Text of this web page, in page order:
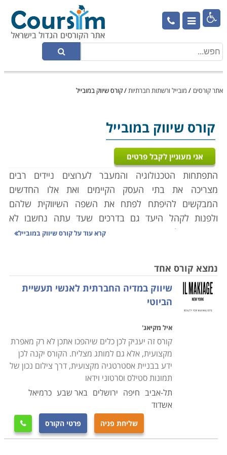

אתר קורסים / מובייל ורשתות חברתיות/קורס שיווק במובייל
קורס שיווק במובייל
אני מעוניין לקבל פרטים
התפתחות הטכנולוגיה והמעבר לערוצים ניידים רבים
מצריכה את בתי העסק הקיימים ואת אלו החדשים
המבקשים להיפתח לפתח את השפה השיווקית שלהם
ולפנות לקהל היעד גם בדרכים שעד עתה נחשבו לא
קונבנציונאליות. כפי שהוכיחה מערכת הבחירות האחרונה,
מאשר בשלטי חוצות ובעלונים בתיבות הדואר.
אלא גם (ובעיקר) מאנשי המקצוע המובילים, להגדיל את
ארגז הכלים המקצועי שלהם ולא לדרוך במקום עם
אסטרטגיות שכבר אינן מתאימות לעידן העכשווי. שיווק כיום
דורש הבנה של הפלטפורמות הרבות האפשריות העומדות
לרשות העסק ובניית תכנית בהתאם, תוך הבנה שהמובייל
והעולם האינטרנטי הפך להיות מרכזי ביותר ודורש תשומת
לב מוגברת. השאלות שנשאלים משווקים היום הן איך ליצור
קמפיין בהודעות טקסט, איך לגרות את קהל היעד להגיב,
קרא עוד עלקורס שיווק במובייל
נמצא קורס אחד
שיווק במדיה החברתית לאנשי תעשיית
הביוטי
איל מקיאג'
קורס זה יעניק לכן כלים שיהפכו אתכן לא רק מאפרת
מקצועית, אלא גם למותג מצליח. הקורס יקנה לכן
ידע בבניית אסטרטגיה מקצועית, דרך צילום נכון של
תמונות סטילס וסרטוני וידאו
תל-אביב חיפה ירושלים באר שבע כרמיאל
אשדוד
שליחת פניה פרטי הקורס 